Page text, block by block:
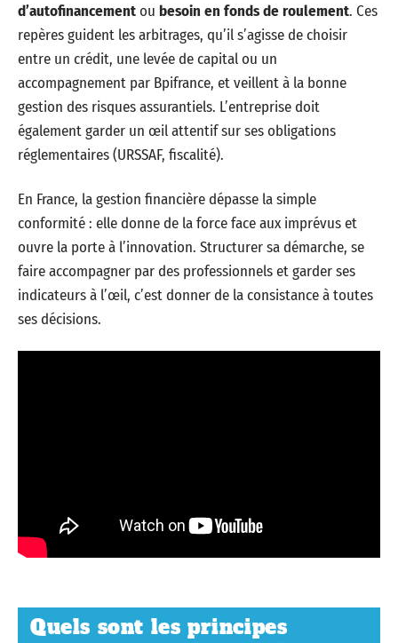
d’autofinancementou besoin en fonds de roulement. Ces
repères guident les arbitrages, qu’il s’agisse de choisir
entre un crédit, une levée de capital ou un
accompagnement par Bpifrance, et veillent à la bonne
gestion des risques assurantiels. L’entreprise doit
également garder un œil attentif sur ses obligations
réglementaires (URSSAF, fiscalité).
En France, la gestion financière dépasse la simple
conformité : elle donne de la force face aux imprévus et
ouvre la porte à l’innovation. Structurer sa démarche, se
faire accompagner par des professionnels et garder ses
indicateurs à l’œil, c’est donner de la consistance à toutes
ses décisions.
Quels sont les principes